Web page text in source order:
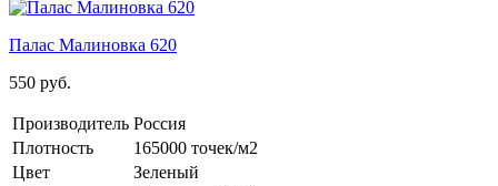
Палас Малиновка 620
550 руб.
Производитель Россия
Плотность
165000 точек/м2
Цвет
Зеленый